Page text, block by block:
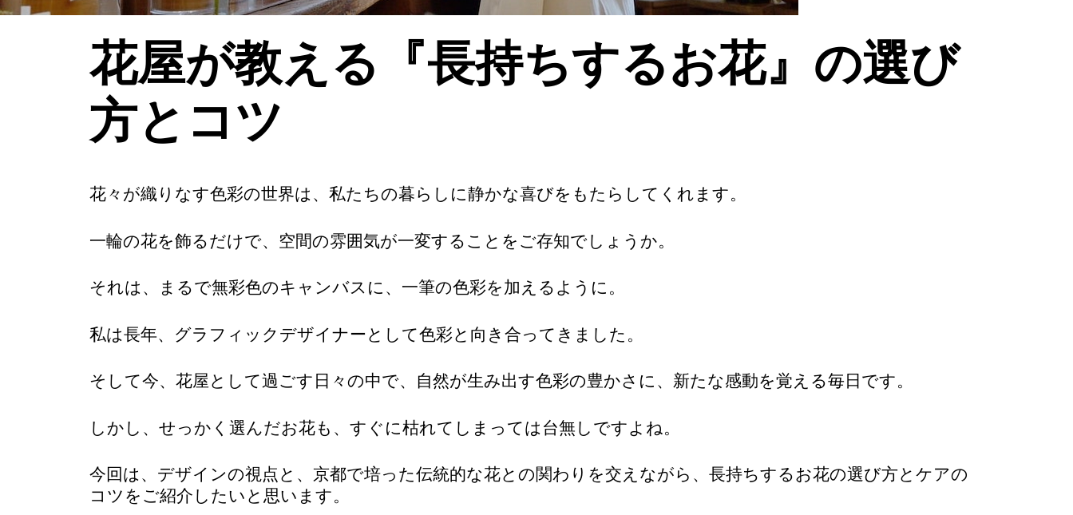
花屋が教える『長持ちするお花』の選び
方とコツ
花々が織りなす色彩の世界は、私たちの暮らしに静かな喜びをもたらしてくれます。
一輪の花を飾るだけで、空間の雰囲気が一変することをご存知でしょうか。
それは、まるで無彩色のキャンバスに、一筆の色彩を加えるように。
私は長年、グラフィックデザイナーとして色彩と向き合ってきました。
そして今、花屋として過ごす日々の中で、自然が生み出す色彩の豊かさに、新たな感動を覚える毎日です。
しかし、せっかく選んだお花も、すぐに枯れてしまっては台無しですよね。
今回は、デザインの視点と、京都で培った伝統的な花との関わりを交えながら、長持ちするお花の選び方とケアの
コツをご紹介したいと思います。